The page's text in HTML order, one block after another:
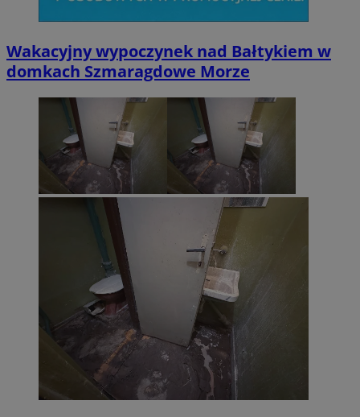
Wakacyjny wypoczynek nad Bałtykiem w
domkach Szmaragdowe Morze